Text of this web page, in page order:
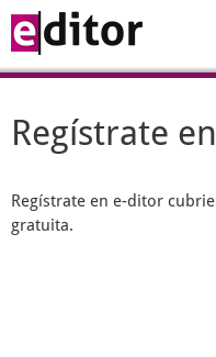
Regístrate
Regístrate en e-ditor
gratuita.